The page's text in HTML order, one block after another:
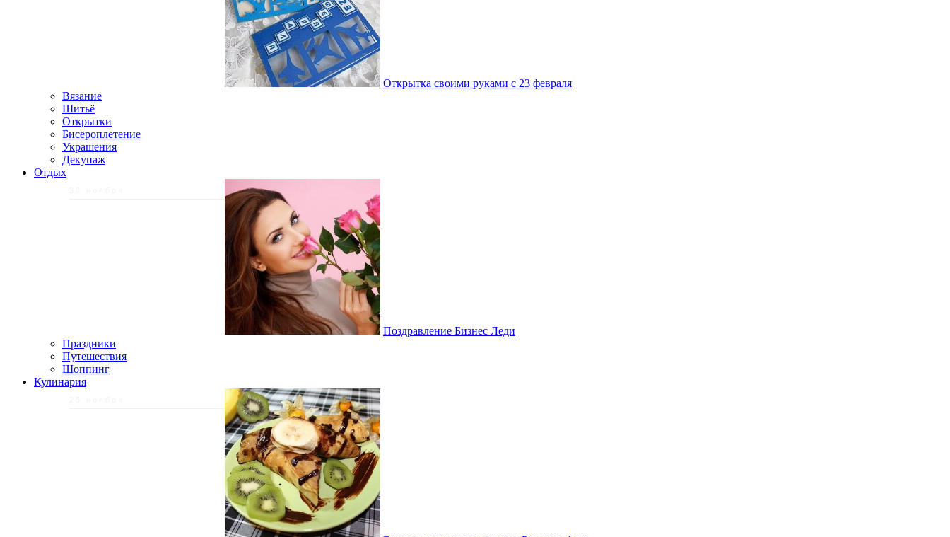
Открытка своими руками с 23 февраля
Вязание
Шитьё
Открытки
Бисероплетение
Украшения
Декупаж
Отдых
Поздравление Бизнес Леди
Праздники
Путешествия
Шоппинг
Кулинария